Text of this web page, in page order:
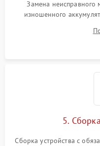
Замена неисправного
изношенного
контроллеров на
разъемов и кнопок,
5.
Сборка устройства с